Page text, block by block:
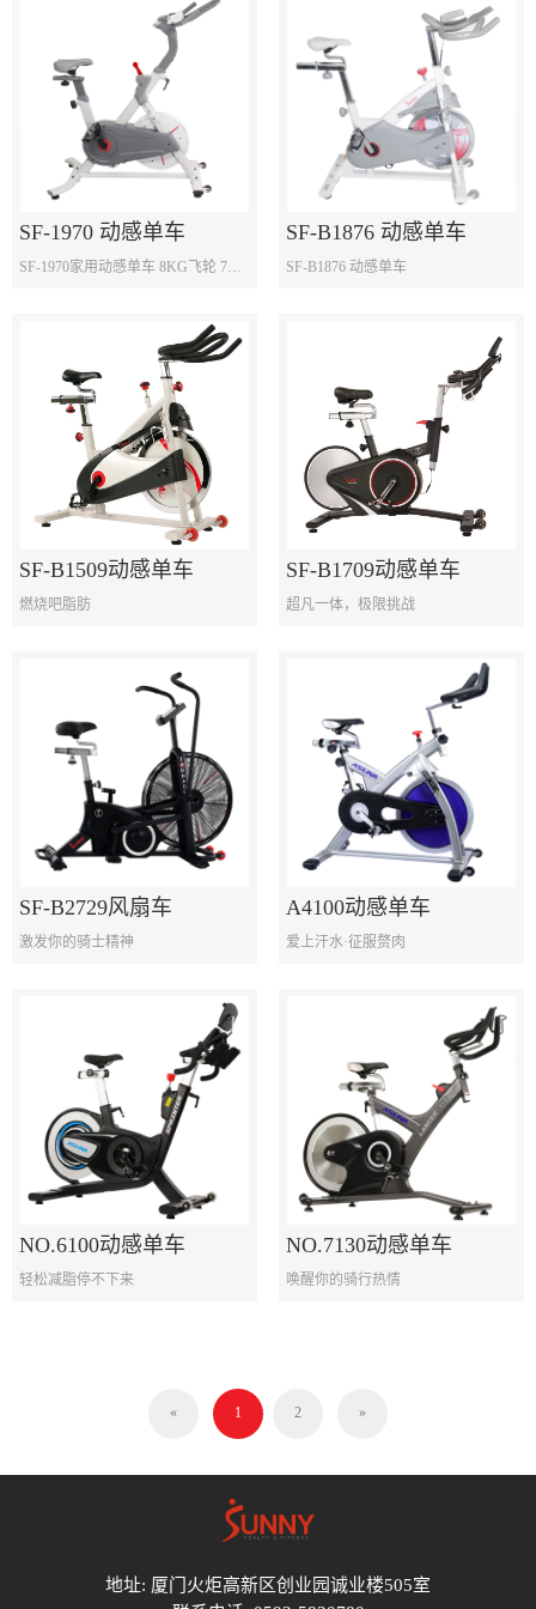
SF-1970 动感单车
SF-1970家用动感单车 8KG飞轮 7档阻力调节，下按即刹车
SF-B1876 动感单车
SF-B1876 动感单车
SF-B1509动感单车
燃烧吧脂肪
SF-B1709动感单车
超凡一体，极限挑战
SF-B2729风扇车
激发你的骑士精神
A4100动感单车
爱上汗水·征服赘肉
NO.6100动感单车
轻松减脂停不下来
NO.7130动感单车
唤醒你的骑行热情
« 1 2 »
地址: 厦门火炬高新区创业园诚业楼505室